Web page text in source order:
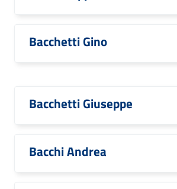
Bacchetti Gino
Bacchetti Giuseppe
Bacchi Andrea